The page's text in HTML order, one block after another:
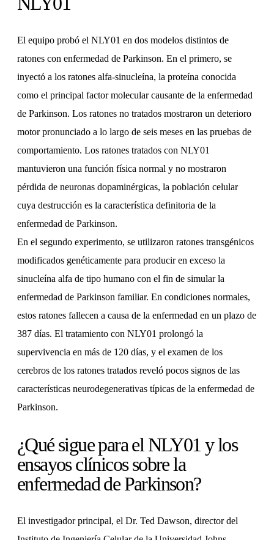
El equipo probó el NLY01 en dos modelos distintos de
ratones con enfermedad de Parkinson. En el primero, se
inyectó a los ratones alfa-sinucleína, la proteína conocida
como el principal factor molecular causante de la enfermedad
de Parkinson. Los ratones no tratados mostraron un deterioro
motor pronunciado a lo largo de seis meses en las pruebas de
comportamiento. Los ratones tratados con NLY01
mantuvieron una función física normal y no mostraron
pérdida de neuronas dopaminérgicas, la población celular
cuya destrucción es la característica definitoria de la
enfermedad de Parkinson.
En el segundo experimento, se utilizaron ratones transgénicos
modificados genéticamente para producir en exceso la
sinucleína alfa de tipo humano con el fin de simular la
enfermedad de Parkinson familiar. En condiciones normales,
estos ratones fallecen a causa de la enfermedad en un plazo de
387 días. El tratamiento con NLY01 prolongó la
supervivencia en más de 120 días, y el examen de los
cerebros de los ratones tratados reveló pocos signos de las
características neurodegenerativas típicas de la enfermedad de
Parkinson.
¿Qué sigue para el NLY01 y los
ensayos clínicos sobre la
enfermedad de Parkinson?
El investigador principal, el Dr. Ted Dawson, director del